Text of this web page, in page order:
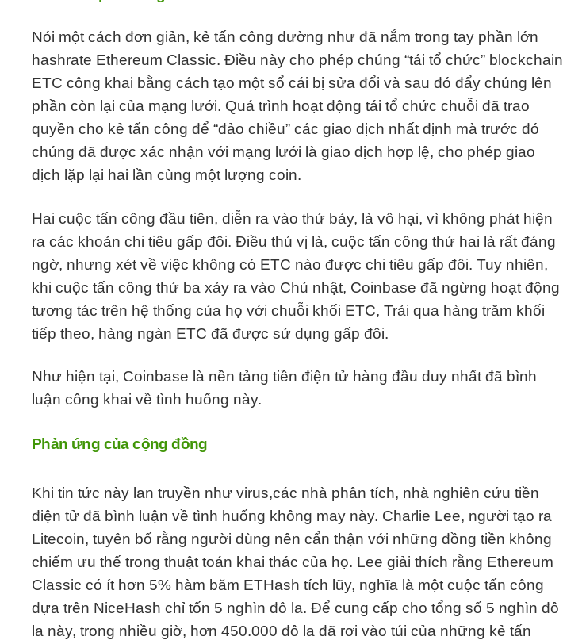
Nói một cách đơn giản, kẻ tấn công dường như đã nắm trong tay phần lớn
hashrate Ethereum Classic. Điều này cho phép chúng “tái tổ chức” blockchain
ETC công khai bằng cách tạo một sổ cái bị sửa đổi và sau đó đẩy chúng lên
phần còn lại của mạng lưới. Quá trình hoạt động tái tổ chức chuỗi đã trao
quyền cho kẻ tấn công để “đảo chiều” các giao dịch nhất định mà trước đó
chúng đã được xác nhận với mạng lưới là giao dịch hợp lệ, cho phép giao
dịch lặp lại hai lần cùng một lượng coin.
Hai cuộc tấn công đầu tiên, diễn ra vào thứ bảy, là vô hại, vì không phát hiện
ra các khoản chi tiêu gấp đôi. Điều thú vị là, cuộc tấn công thứ hai là rất đáng
ngờ, nhưng xét về việc không có ETC nào được chi tiêu gấp đôi. Tuy nhiên,
khi cuộc tấn công thứ ba xảy ra vào Chủ nhật, Coinbase đã ngừng hoạt động
tương tác trên hệ thống của họ với chuỗi khối ETC, Trải qua hàng trăm khối
tiếp theo, hàng ngàn ETC đã được sử dụng gấp đôi.
Như hiện tại, Coinbase là nền tảng tiền điện tử hàng đầu duy nhất đã bình
luận công khai về tình huống này.
Phản ứng của cộng đồng
Khi tin tức này lan truyền như virus,các nhà phân tích, nhà nghiên cứu tiền
điện tử đã bình luận về tình huống không may này. Charlie Lee, người tạo ra
Litecoin, tuyên bố rằng người dùng nên cẩn thận với những đồng tiền không
chiếm ưu thế trong thuật toán khai thác của họ. Lee giải thích rằng Ethereum
Classic có ít hơn 5% hàm băm ETHash tích lũy, nghĩa là một cuộc tấn công
dựa trên NiceHash chỉ tốn 5 nghìn đô la. Để cung cấp cho tổng số 5 nghìn đô
la này, trong nhiều giờ, hơn 450.000 đô la đã rơi vào túi của những kẻ tấn